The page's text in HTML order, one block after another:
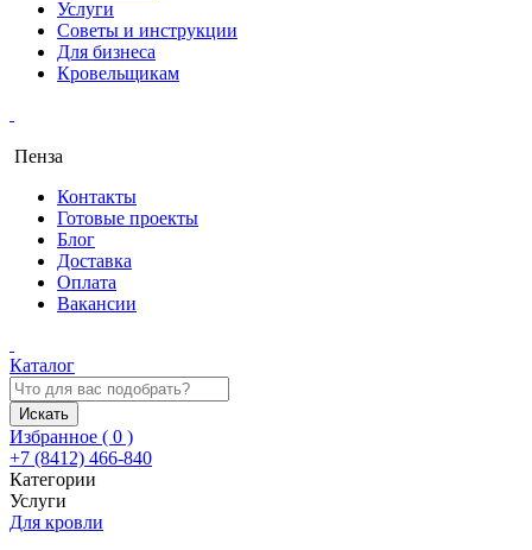
Услуги
Советы и инструкции
Для бизнеса
Кровельщикам
Пенза
Контакты
Готовые проекты
Блог
Доставка
Оплата
Вакансии
Каталог
Искать
Избранное ( 0 )
+7 (8412) 466-840
Категории
Услуги
Для кровли